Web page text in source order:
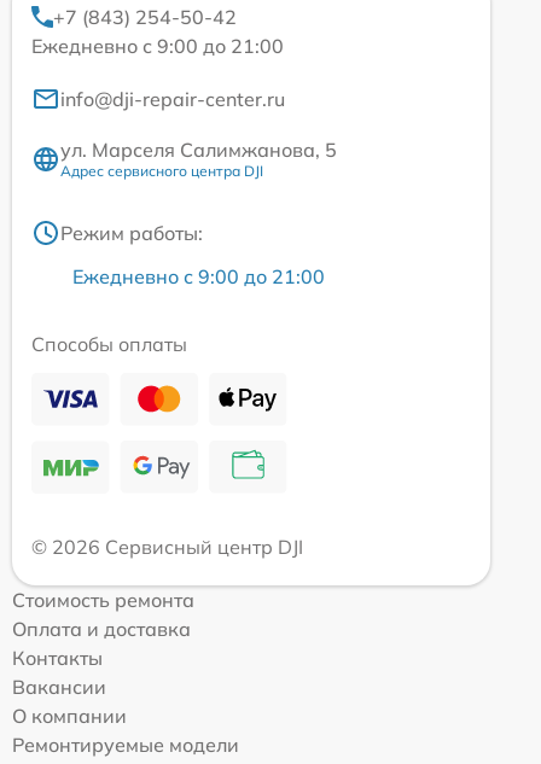
+7 (843) 254-50-42
Ежедневно с 9:00 до 21:00
info@dji-repair-center.ru
ул. Марселя Салимжанова, 5
Адрес сервисного центра DJI
Режим работы:
Ежедневно с 9:00 до 21:00
Способы оплаты
© 2026 Сервисный центр DJI
Стоимость ремонта
Оплата и доставка
Контакты
Вакансии
О компании
Ремонтируемые модели